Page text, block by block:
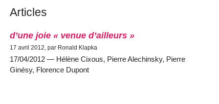
Articles
d’une joie « venue d’ailleurs »
17 avril 2012, par Ronald Klapka
17/04/2012 — Hélène Cixous, Pierre Alechinsky, Pierre
Ginésy, Florence Dupont